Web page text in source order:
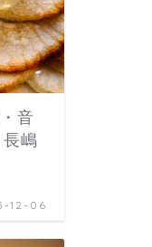
音
嶋
12-06